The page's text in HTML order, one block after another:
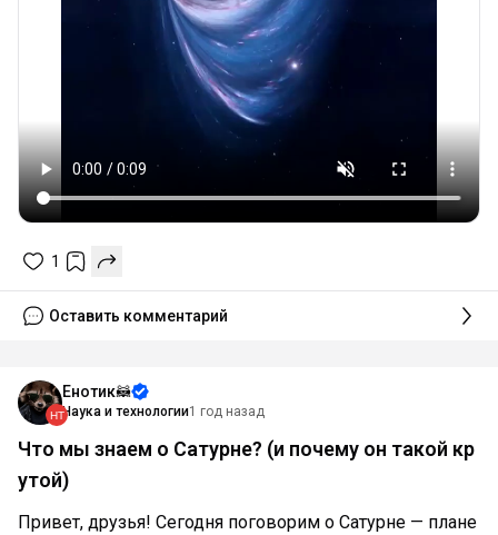
1
Оставить комментарий
Енотик🦝
Наука и технологии1 год назад
Что мы знаем о Сатурне? (и почему он такой кр
утой)
Привет, друзья! Сегодня поговорим о Сатурне — плане